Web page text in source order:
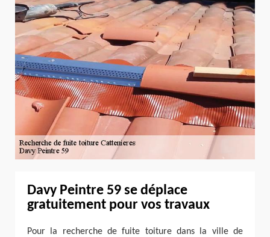
Davy Peintre 59 se déplace
gratuitement pour vos travaux
Pour la recherche de fuite toiture dans la ville de